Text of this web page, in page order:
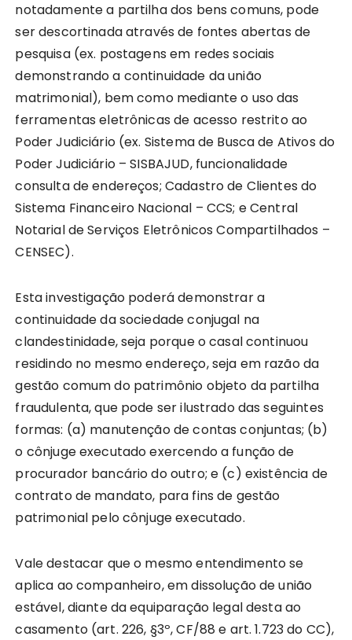
notadamente a partilha dos bens comuns, pode
ser descortinada através de fontes abertas de
pesquisa (ex. postagens em redes sociais
demonstrando a continuidade da união
matrimonial), bem como mediante o uso das
ferramentas eletrônicas de acesso restrito ao
Poder Judiciário (ex. Sistema de Busca de Ativos do
Poder Judiciário – SISBAJUD, funcionalidade
consulta de endereços; Cadastro de Clientes do
Sistema Financeiro Nacional – CCS; e Central
Notarial de Serviços Eletrônicos Compartilhados –
CENSEC).
Esta investigação poderá demonstrar a
continuidade da sociedade conjugal na
clandestinidade, seja porque o casal continuou
residindo no mesmo endereço, seja em razão da
gestão comum do patrimônio objeto da partilha
fraudulenta, que pode ser ilustrado das seguintes
formas: (a) manutenção de contas conjuntas; (b)
o cônjuge executado exercendo a função de
procurador bancário do outro; e (c) existência de
contrato de mandato, para fins de gestão
patrimonial pelo cônjuge executado.
Vale destacar que o mesmo entendimento se
aplica ao companheiro, em dissolução de união
estável, diante da equiparação legal desta ao
casamento (art. 226, §3º, CF/88 e art. 1.723 do CC),